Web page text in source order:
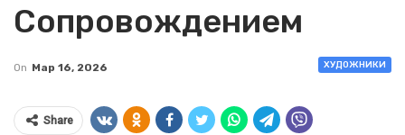
Сопровождением
ХУДОЖНИКИ
On Мар 16, 2026
Share